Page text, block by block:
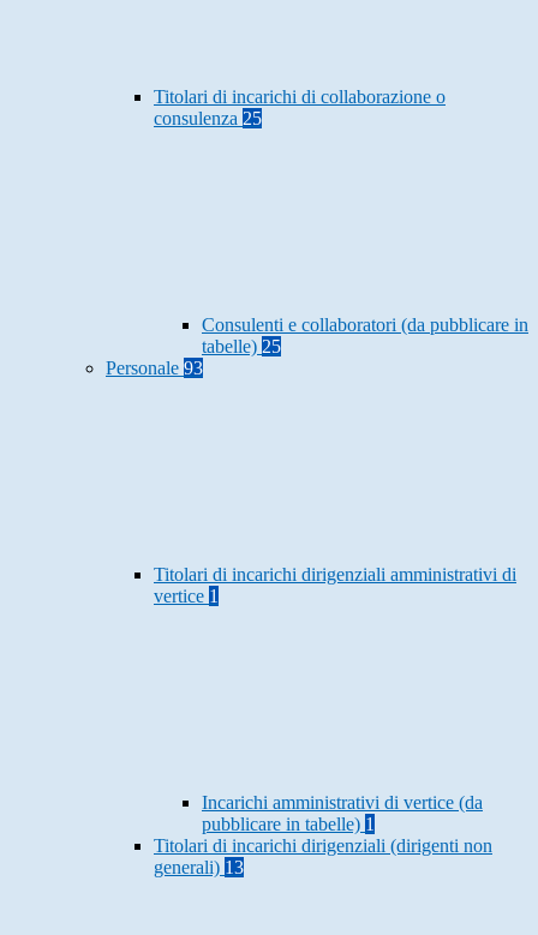
Titolari di incarichi di collaborazione o
consulenza 25
Consulenti e collaboratori (da pubblicare in
tabelle) 25
Personale 93
Titolari di incarichi dirigenziali amministrativi di
vertice 1
Incarichi amministrativi di vertice (da
pubblicare in tabelle) 1
Titolari di incarichi dirigenziali (dirigenti non
generali) 13